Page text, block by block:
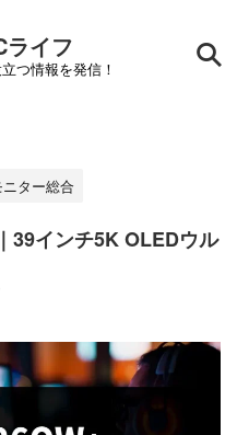
ライフ
つ情報を発信！
ニター総合
39インチ5K OLEDウル